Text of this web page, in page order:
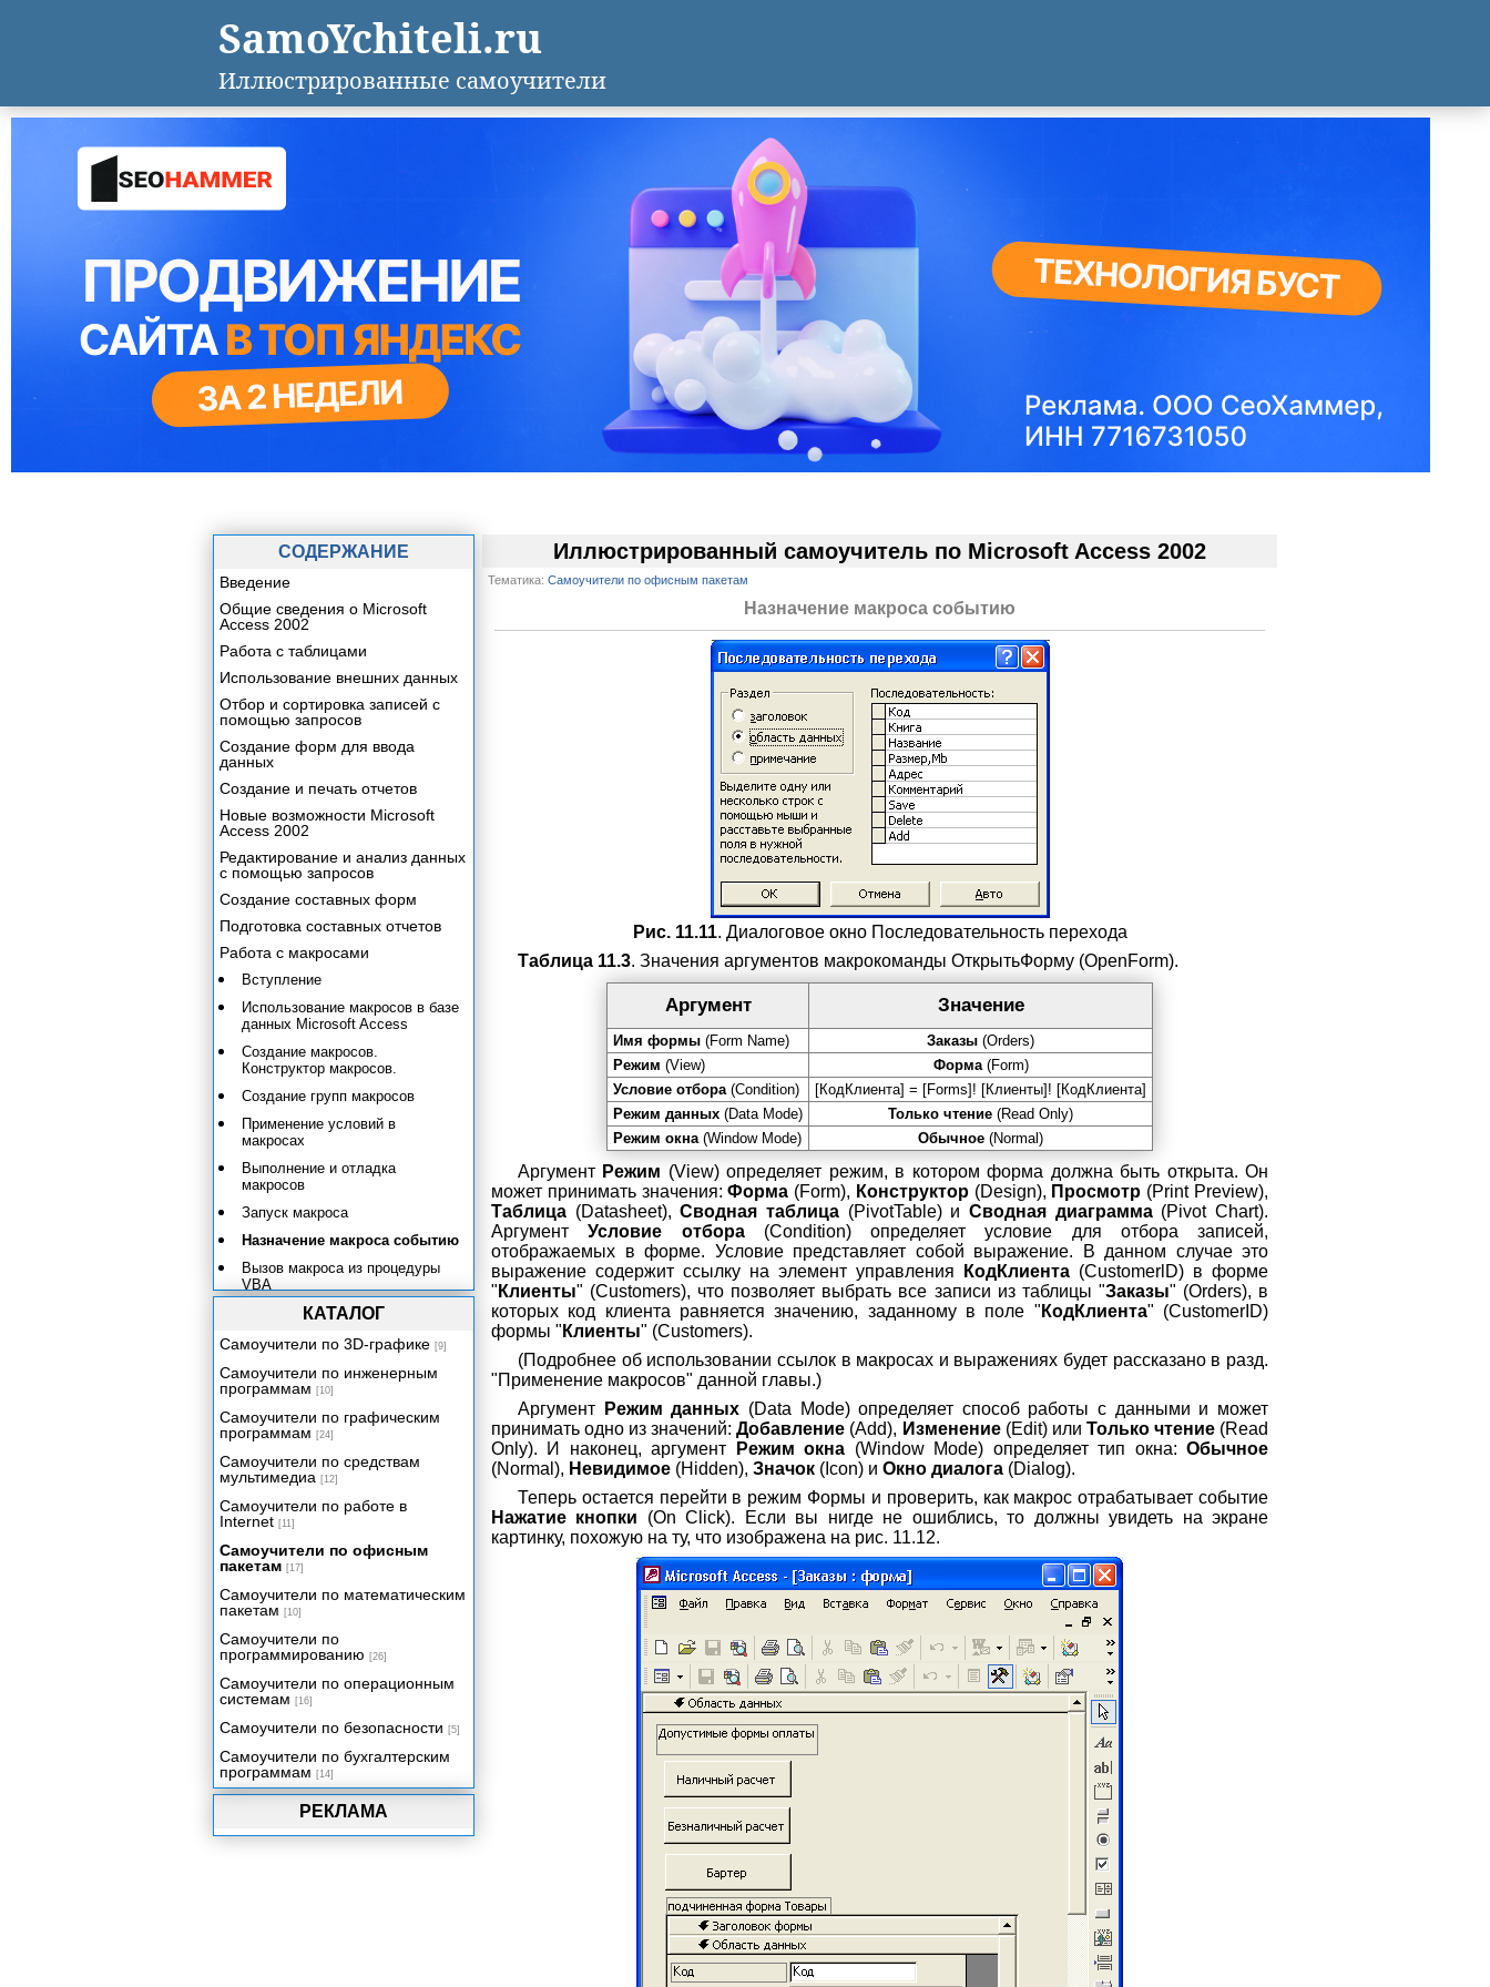
Иллюстрированный самоучитель по Microsoft Access 2002
Тематика: Самоучители по офисным пакетам
Назначение макроса событию
Рис. 11.11. Диалоговое окно Последовательность перехода
Таблица 11.3. Значения аргументов макрокоманды ОткрытьФорму (OpenForm).
Аргумент Значение
Имя формы (Form Name) Заказы (Orders)
Режим (View) Форма(Form)
Условие отбора(Condition)
[КодКлиента] = [Forms]! [Клиенты]! [КодКлиента]
Режим данных (Data Mode) Только чтение (Read Only)
Режим окна(Window Mode) Обычное (Normal)
Аргумент Режим (View) определяет режим, в котором форма должна быть открыта. Он
может принимать значения:Форма (Form), Конструктор(Design), Просмотр (Print Preview),
Таблица (Datasheet),Сводная таблица (PivotTable) иСводная диаграмма(Pivot Chart).
АргументУсловие отбора(Condition) определяет условие для отбора записей,
отображаемых в форме. Условие представляет собой выражение. В данном случае это
выражение содержит ссылку на элемент управления
КодКлиента (CustomerlD) в форме
" Клиенты" (Customers), что позволяет выбрать все записи из таблицы "Заказы" (Orders), в
которых код клиента равняется значению, заданному в поле " КодКлиента" (CustomerID)
формы " Клиенты" (Customers).
(Подробнее об использовании ссылок в макросах и выражениях будет рассказано в разд.
"Применение макросов" данной главы.)
Аргумент
Режим данных (Data Mode) определяет способ работы с данными и может
принимать одно из значений:Добавление (Add), Изменение(Edit) или Только чтение(Read
Only). И наконец, аргумент
Режим окна (Window Mode) определяет тип окна:Обычное
(Normal), Невидимое (Hidden), Значок (Icon) и Окно диалога (Dialog).
Теперь остается перейти в режим Формы и проверить, как макрос отрабатывает событие
Нажатие кнопки (On Click). Если вы нигде не ошиблись, то должны увидеть на экране
картинку, похожую на ту, что изображена на рис. 11.12.
РЕКЛАМА
СОДЕРЖАНИЕ
Введение
Общие сведения о Microsoft
Access 2002
Работа с таблицами
Использование внешних данных
Отбор и сортировка записей с
помощью запросов
Создание форм для ввода
данных
Создание и печать отчетов
Новые возможности Microsoft
Access 2002
Редактирование и анализ данных
с помощью запросов
Создание составных форм
Подготовка составных отчетов
Работа с макросами
Вступление
Использование макросов в базе
данных Microsoft Access
Создание макросов.
Конструктор макросов.
Создание групп макросов
Применение условий в
макросах
Выполнение и отладка
макросов
Запуск макроса
Назначение макроса событию
Вызов макроса из процедуры
VBA
Отладка макросов и поиск
Применение макросов
Преобразование макросов в
процедуры VBA
Публикация данных в
Программирование в Access
2002
Настройка пользовательского
интерфейса
Интеграция Access 2002 с
другими компонентами Office
2002
Особенности сетевых
приложений Access
Проекты Microsoft Access 2002
Репликация баз данных
Администрирование баз данных
Приложение 1. Глоссарий.
Приложение 2. Сетевое
приложение "Игра в
КАТАЛОГ
Самоучители по 3D-графике [9]
Самоучители по инженерным
программам [10]
Самоучители по графическим
программам [24]
Самоучители по средствам
мультимедиа [12]
Самоучители по работе в
Internet [11]
Самоучители по офисным
пакетам [17]
Самоучители по математическим
пакетам [10]
Самоучители по
программированию [26]
Самоучители по операционным
системам [16]
Самоучители по безопасности [5]
Самоучители по бухгалтерским
программам [14]
SamoYchiteli.ru
Иллюстрированные самоучители